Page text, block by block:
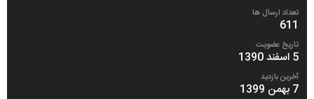
تعداد ارسال ها
611
تاریخ عضویت
5 اسفند 1390
آخرین بازدید
7 بهمن 1399